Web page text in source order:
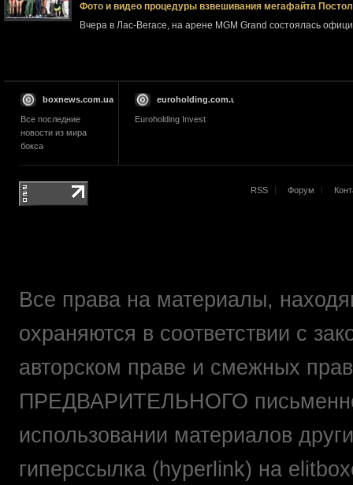
Фото и видео процедуры взвешивания мегафайта
Вчера в Лас-Вегасе, на арене MGM Grand состоялась
boxnews.com.ua
Все последние
новости из мира
бокса
euroholding.com.ua
Euroholding Invest
RSS Форум
Все права на материалы,
охраняются в соответствии с
авторском праве и смежных
ПРЕДВАРИТЕЛЬНОГО
использовании материалов
гиперссылка (hyperlink) на